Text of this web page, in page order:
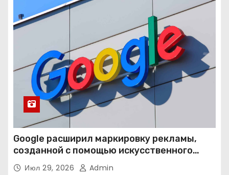
Google расширил маркировку рекламы,
созданной с помощью искусственного
интеллекта
Июл 29, 2026 Admin